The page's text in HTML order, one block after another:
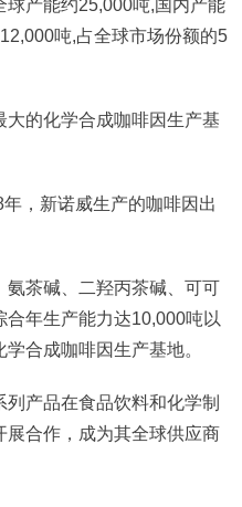
产能约25,000吨,国内产能
吨,占全球市场份额的5
的化学合成咖啡因生产基
，新诺威生产的咖啡因出
氨茶碱、二羟丙茶碱、可可
年生产能力达10,000吨以
合成咖啡因生产基地。
产品在食品饮料和化学制
合作，成为其全球供应商